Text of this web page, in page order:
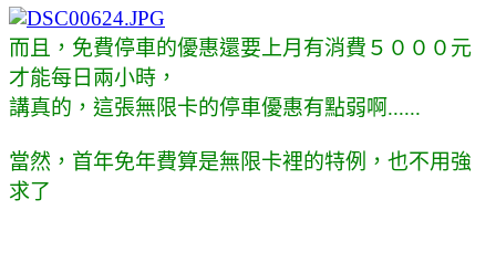
而且，免費停車的優惠還要上月有消費５０００元
才能每日兩小時，
講真的，這張無限卡的停車優惠有點弱啊......
當然，首年免年費算是無限卡裡的特例，也不用強
求了